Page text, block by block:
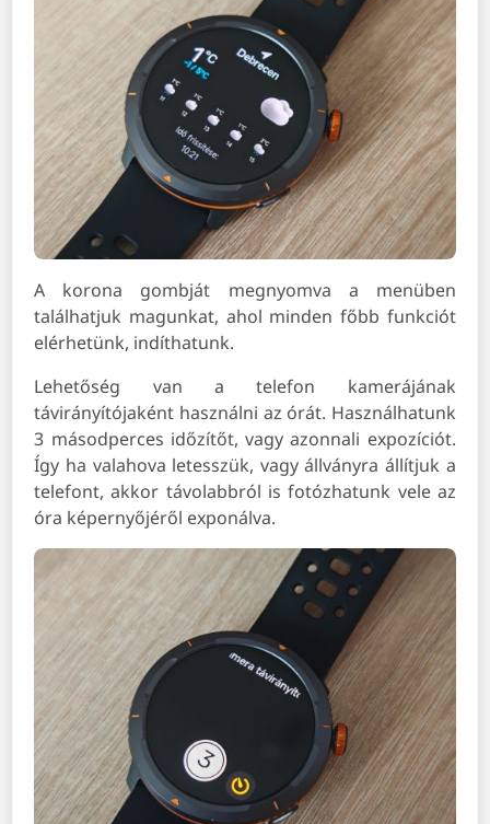
A korona gombját megnyomva a menüben
találhatjuk magunkat, ahol minden főbb funkciót
elérhetünk, indíthatunk.
Lehetőség van a telefon kamerájának
távirányítójaként használni az órát. Használhatunk
3 másodperces időzítőt, vagy azonnali expozíciót.
Így ha valahova letesszük, vagy állványra állítjuk a
telefont, akkor távolabbról is fotózhatunk vele az
óra képernyőjéről exponálva.